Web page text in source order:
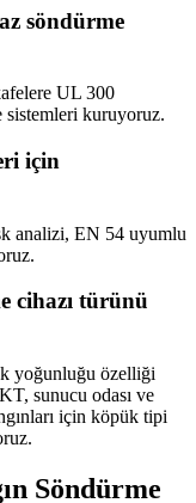
söndürme
UL 300
sistemleri kuruyoruz.
için
analizi, EN 54 uyumlu
cihazı türünü
yoğunluğu özelliği
sunucu odası ve
için köpük tipi
Söndürme